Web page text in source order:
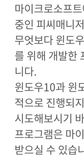
마이크로소프
중인 피씨매니
무엇보다 윈도
를 위해 개발한
니다.
윈도우10과 윈
적으로 진행되
시도해보시기
프로그램은 마
받으실 수 있습